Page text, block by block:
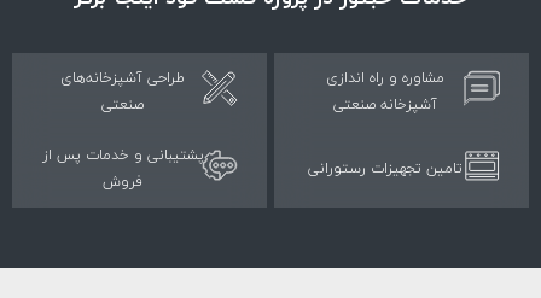
مشاوره و راه اندازی
آشپزخانه صنعتی
طراحی آشپزخانه‌های
صنعتی
تامین تجهیزات رستورانی
پشتیبانی و خدمات پس از
فروش